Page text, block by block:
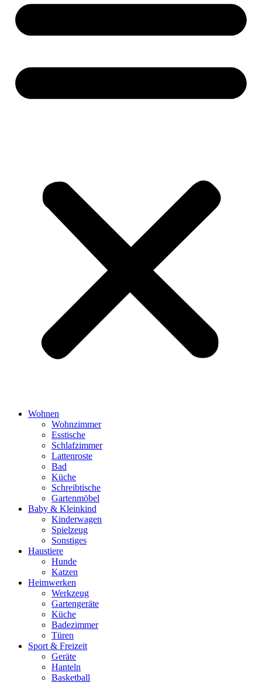
Wohnen
Wohnzimmer
Esstische
Schlafzimmer
Lattenroste
Bad
Küche
Schreibtische
Gartenmöbel
Baby & Kleinkind
Kinderwagen
Spielzeug
Sonstiges
Haustiere
Hunde
Katzen
Heimwerken
Werkzeug
Gartengeräte
Küche
Badezimmer
Türen
Sport & Freizeit
Geräte
Hanteln
Basketball